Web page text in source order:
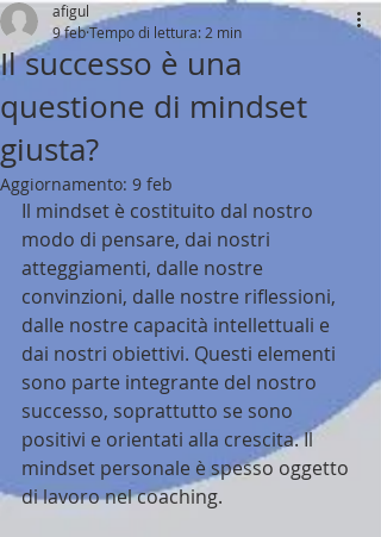
Il successo è una
questione di mindset
giusta?
afigul
9 febTempo di lettura: 2 min
Aggiornamento: 9 feb
Il mindset è costituito dal nostro
modo di pensare, dai nostri
atteggiamenti, dalle nostre
convinzioni, dalle nostre riflessioni,
dalle nostre capacità intellettuali e
dai nostri obiettivi. Questi elementi
sono parte integrante del nostro
successo, soprattutto se sono
positivi e orientati alla crescita. Il
mindset personale è spesso oggetto
di lavoro nel coaching.